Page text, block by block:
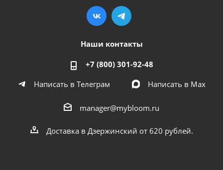
Наши контакты
+7 (800) 301-92-48
Написать в Телеграм
Написать в Мах
manager@mybloom.ru
Доставка в Дзержинский от 620 рублей.